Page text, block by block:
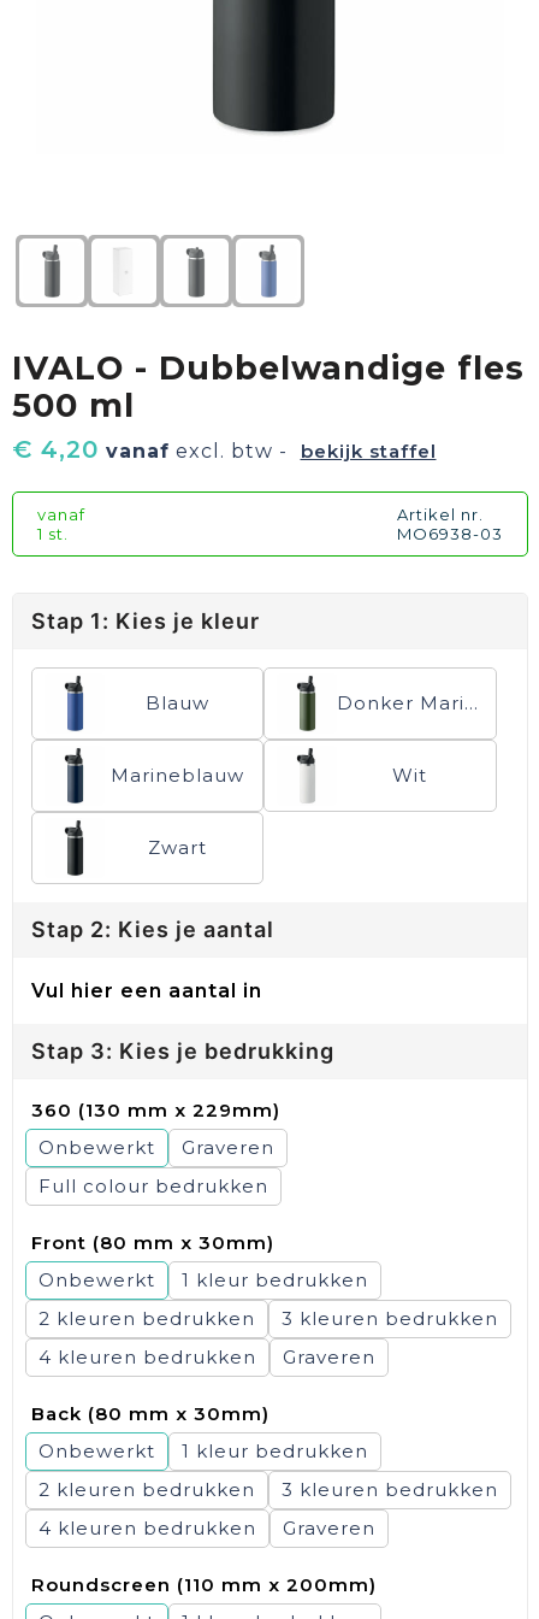
Kinderen, Peuters & Baby's
Vrije tijd en Strand
IVALO - Dubbelwandige fles
500 ml
€ 4,20 vanaf excl. btw - bekijk staffel
vanaf
1 st.
Artikel nr.
MO6938-03
Stap 1: Kies je kleur
Blauw Donker Marinegroen
Marineblauw Wit
Zwart
Stap 2: Kies je aantal
Vul hier een aantal in
Stap 3: Kies je bedrukking
360 (130 mm x 229mm)
Onbewerkt
Graveren
Full colour
Front (80 mm x 30mm)
Onbewerkt
1
2
3
4
Graveren
Back (80 mm x 30mm)
Onbewerkt
1
2
3
4
Graveren
Roundscreen (110 mm x 200mm)